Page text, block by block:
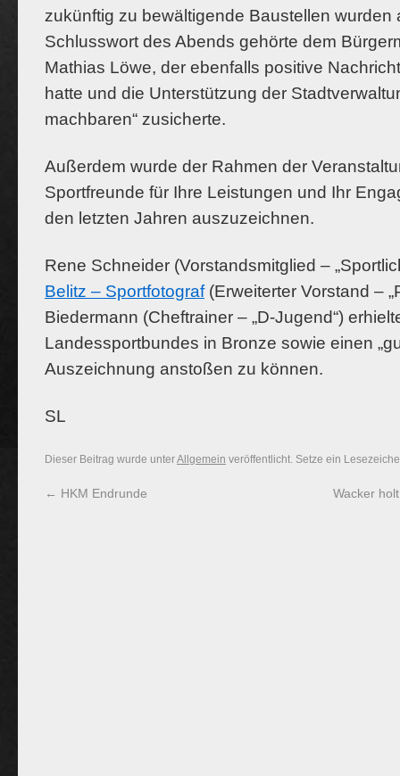
zukünftig zu bewältigende Baustellen wurden
Schlusswort des Abends gehörte dem
Mathias Löwe, der ebenfalls positive
hatte und die Unterstützung der
machbaren“ zusicherte.
Außerdem wurde der Rahmen der
Sportfreunde für Ihre Leistungen und Ihr
den letzten Jahren auszuzeichnen.
Rene Schneider (Vorstandsmitglied –
Belitz – Sportfotograf(Erweiterter Vorstand –
Biedermann (Cheftrainer – „D-Jugend“)
Landessportbundes in Bronze sowie einen
Auszeichnung anstoßen zu können.
SL
Dieser Beitrag wurde unterAllgemein veröffentlicht. Setze ein
← HKM Endrunde Wacker